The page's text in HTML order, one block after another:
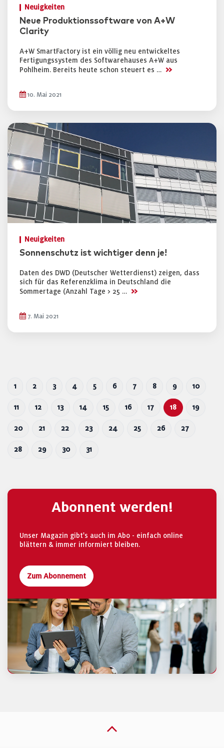
Neuigkeiten
Neue Produktionssoftware von A+W
Clarity
A+W SmartFactory ist ein völlig neu entwickeltes
Fertigungssystem des Softwarehauses A+W aus
Pohlheim. Bereits heute schon steuert es … >>
10. Mai 2021
Neuigkeiten
Sonnenschutz ist wichtiger denn je!
Daten des DWD (Deutscher Wetterdienst) zeigen, dass
sich für das Referenzklima in Deutschland die
Sommertage (Anzahl Tage > 25 … >>
7. Mai 2021
1 2 3 4 5 6 7 8 9 10
11 12 13 14 15 16 17 18 19
20 21 22 23 24 25 26 27
28 29 30 31
Abonnent werden!
Unser Magazin gibt's auch im Abo - einfach online
blättern & immer informiert bleiben.
Zum Abonnement